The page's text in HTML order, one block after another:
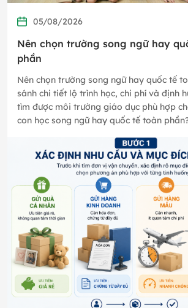
05/08/2026
Nên chọn trường song ngữ hay
phần
Nên chọn trường song ngữ hay quốc tế
sánh chi tiết lộ trình học, chi phí và định
tìm được môi trường giáo dục phù hợp
con học song ngữ hay quốc tế toàn